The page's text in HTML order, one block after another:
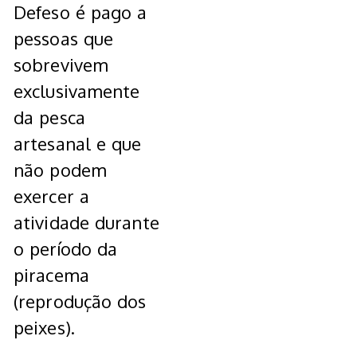
Defeso é pago a
pessoas que
sobrevivem
exclusivamente
da pesca
artesanal e que
não podem
exercer a
atividade durante
o período da
piracema
(reprodução dos
peixes).